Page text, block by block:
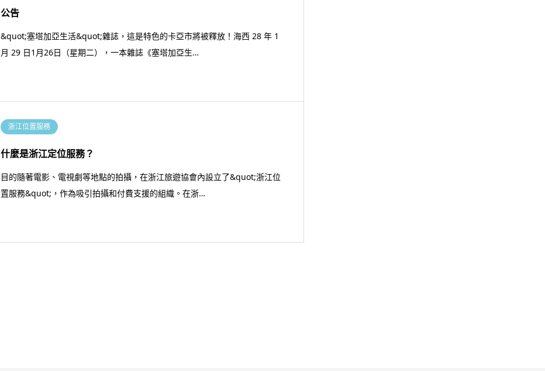
公告
&quot;塞塔加亞生活&quot;雜誌，這是特色的卡亞市將被釋放！海西 28 年 1
月 29 日1月26日（星期二），一本雜誌《塞塔加亞生…
浙江位置服務
什麼是浙江定位服務？
目的隨著電影、電視劇等地點的拍攝，在浙江旅遊協會內設立了&quot;浙江位
置服務&quot;，作為吸引拍攝和付費支援的組織。在浙…